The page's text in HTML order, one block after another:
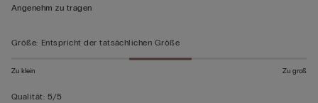
4
5
Angenehm zu tragen
Größe: Entspricht der tatsächlichen Größe
Zu klein Zu groß
Qualität: 5/5